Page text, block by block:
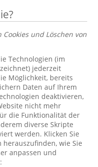
und Löschen von
Technologien (im
jederzeit
Möglichkeit, bereits
Daten auf Ihrem
deaktivieren,
nicht mehr
die Funktionalität der
diverse Skripte
werden. Klicken Sie
wie Sie
anpassen und